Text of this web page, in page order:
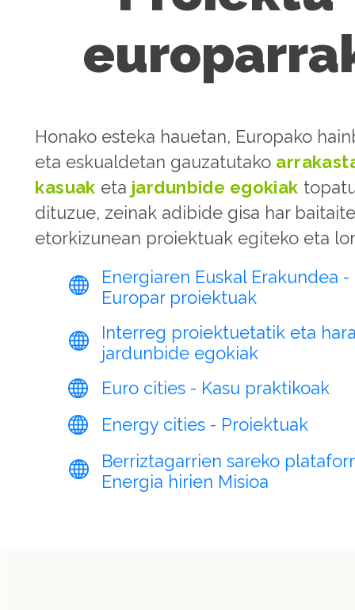
Honako esteka hauetan, Europako
eta eskualdetan gauzatutako
kasuak eta jardunbide egokiak
dituzue, zeinak adibide gisa har
etorkizunean proiektuak egiteko eta
Energiaren Euskal Erakundea -
Europar proiektuak
Interreg proiektuetatik eta
jardunbide egokiak
Euro cities - Kasu praktikoak
Energy cities - Proiektuak
Berriztagarrien sareko
Energia hirien Misioa